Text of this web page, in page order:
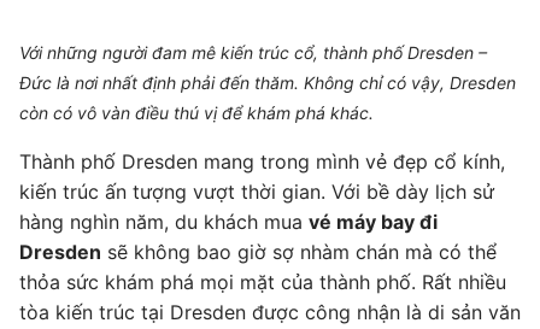
Với những người đam mê kiến trúc cổ, thành phố Dresden –
Đức là nơi nhất định phải đến thăm. Không chỉ có vậy, Dresden
còn có vô vàn điều thú vị để khám phá khác.
Thành phố Dresden mang trong mình vẻ đẹp cổ kính,
kiến trúc ấn tượng vượt thời gian. Với bề dày lịch sử
hàng nghìn năm, du khách mua vé máy bay đi
Dresden sẽ không bao giờ sợ nhàm chán mà có thể
thỏa sức khám phá mọi mặt của thành phố. Rất nhiều
tòa kiến trúc tại Dresden được công nhận là di sản văn